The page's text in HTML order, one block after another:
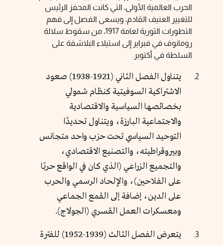
الحرب العالمية الأولى، التي كانت المحفز الرئيس
للتغيير العنيف القادم، ويسعى الفصل إلى فهم
التطورات الثورية لعامة 1917، من سقوط سلالة
رومانوف في فبراير إلى استيلاء البلاشفة على
السلطة في أكتوبر.
يتناول الفصل الثاني (1921-1938) صعود
الاشتراكية السوفيتية كنظام شمولي
بخصائصها السياسية والاقتصادية
والاجتماعية البارزة، ويتناول تحديدََا
التوحيد السياسي تحت حزب واحد متجانس
وبيروقراطيته، والتصنيع الاقتصادي،
والتجميع الزراعي (الذي كان في الواقع حربًا
على الفلاحين)، والإلحاد الرسمي والحرب
على الدين، إضافة إلى القمع الجماعي
ومعسكرات العمل القسري (الجولاج).
يتعرض الفصل الثالث (1939-1952) للفترة